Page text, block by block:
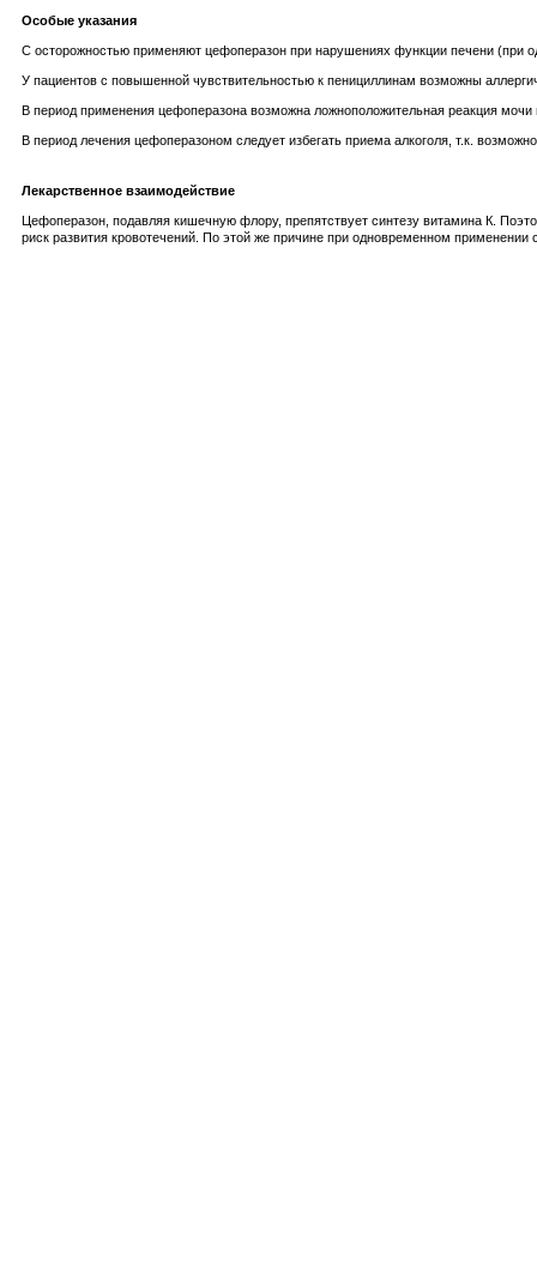
Особые указания
С осторожностью применяют цефоперазон при нарушениях функции печени (при
У пациентов с повышенной чувствительностью к пенициллинам возможны
В период применения цефоперазона возможна ложноположительная реакция мочи
В период лечения цефоперазоном следует избегать приема алкоголя, т.к.
Лекарственное взаимодействие
Цефоперазон, подавляя кишечную флору, препятствует синтезу витамина К.
риск развития кровотечений. По этой же причине при одновременном применении